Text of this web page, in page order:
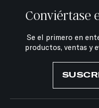
Conviértase
Se el primero en
productos, ventas y